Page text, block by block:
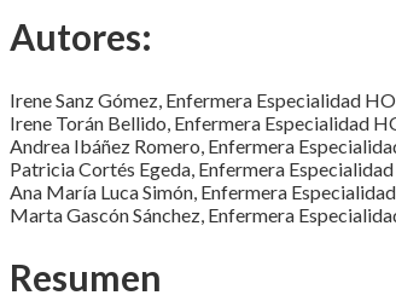
Autores:
Irene Sanz Gómez, Enfermera Especialidad
Irene Torán Bellido, Enfermera Especialidad
Andrea Ibáñez Romero, Enfermera
Patricia Cortés Egeda, Enfermera
Ana María Luca Simón, Enfermera
Marta Gascón Sánchez, Enfermera
Resumen